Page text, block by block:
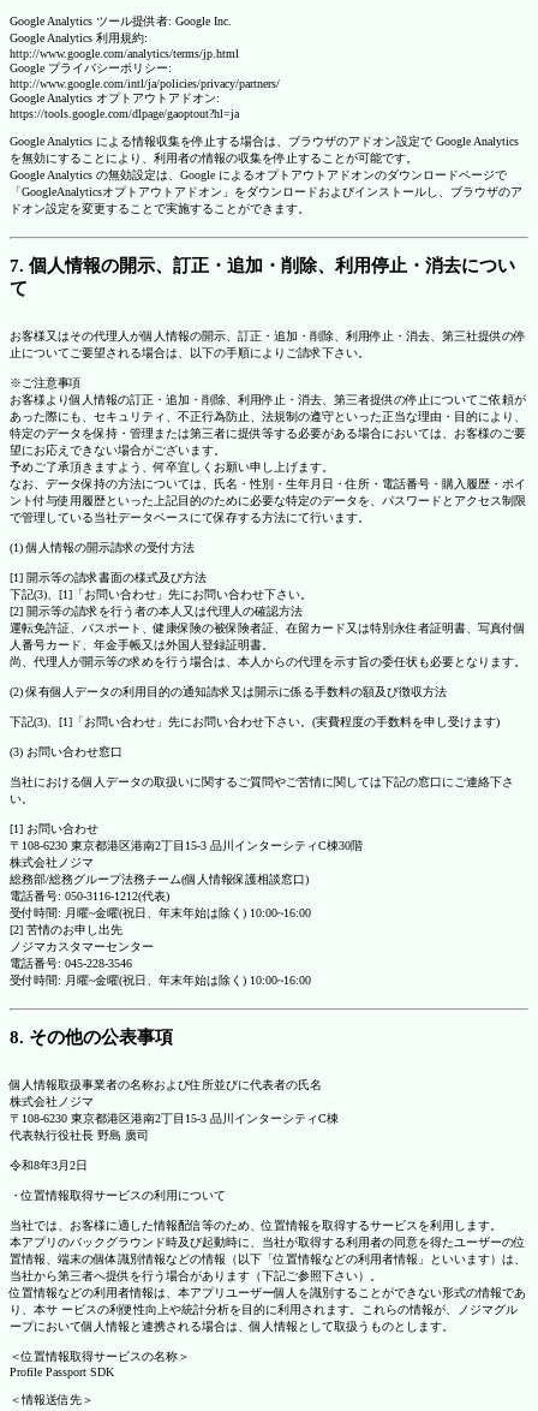
Google Analytics ツール提供者: Google Inc.
Google Analytics 利用規約:
http://www.google.com/analytics/terms/jp.html
Google プライバシーポリシー:
http://www.google.com/intl/ja/policies/privacy/partners/
Google Analytics オプトアウトアドオン:
https://tools.google.com/dlpage/gaoptout?hl=ja
Google Analytics による情報収集を停止する場合は、ブラウザのアドオン設定で Google Analytics
を無効にすることにより、利用者の情報の収集を停止することが可能です。
Google Analytics の無効設定は、Google によるオプトアウトアドオンのダウンロードページで
「GoogleAnalyticsオプトアウトアドオン」をダウンロードおよびインストールし、ブラウザのア
ドオン設定を変更することで実施することができます。
7. 個人情報の開示、訂正・追加・削除、利用停止・消去につい
て
お客様又はその代理人が個人情報の開示、訂正・追加・削除、利用停止・消去、第三社提供の停
止についてご要望される場合は、以下の手順によりご請求下さい。
※ご注意事項
お客様より個人情報の訂正・追加・削除、利用停止・消去、第三者提供の停止についてご依頼が
あった際にも、セキュリティ、不正行為防止、法規制の遵守といった正当な理由・目的により、
特定のデータを保持・管理または第三者に提供等する必要がある場合においては、お客様のご要
望にお応えできない場合がございます。
予めご了承頂きますよう、何卒宜しくお願い申し上げます。
なお、データ保持の方法については、氏名・性別・生年月日・住所・電話番号・購入履歴・ポイ
ント付与使用履歴といった上記目的のために必要な特定のデータを、パスワードとアクセス制限
で管理している当社データベースにて保存する方法にて行います。
(1) 個人情報の開示請求の受付方法
[1] 開示等の請求書面の様式及び方法
下記(3)、[1]「お問い合わせ」先にお問い合わせ下さい。
[2] 開示等の請求を行う者の本人又は代理人の確認方法
運転免許証、パスポート、健康保険の被保険者証、在留カード又は特別永住者証明書、写真付個
人番号カード、年金手帳又は外国人登録証明書。
尚、代理人が開示等の求めを行う場合は、本人からの代理を示す旨の委任状も必要となります。
(2) 保有個人データの利用目的の通知請求又は開示に係る手数料の額及び徴収方法
下記(3)、[1]「お問い合わせ」先にお問い合わせ下さい。(実費程度の手数料を申し受けます)
(3) お問い合わせ窓口
当社における個人データの取扱いに関するご質問やご苦情に関しては下記の窓口にご連絡下さ
い。
[1] お問い合わせ
〒108-6230 東京都港区港南2丁目15-3 品川インターシティC棟30階
株式会社ノジマ
総務部/総務グループ法務チーム(個人情報保護相談窓口)
電話番号: 050-3116-1212(代表)
受付時間: 月曜~金曜(祝日、年末年始は除く) 10:00~16:00
[2] 苦情のお申し出先
ノジマカスタマーセンター
電話番号: 045-228-3546
受付時間: 月曜~金曜(祝日、年末年始は除く) 10:00~16:00
8. その他の公表事項
個人情報取扱事業者の名称および住所並びに代表者の氏名
株式会社ノジマ
〒108-6230 東京都港区港南2丁目15-3 品川インターシティC棟
代表執行役社長 野島 廣司
令和8年3月2日
・位置情報取得サービスの利用について
当社では、お客様に適した情報配信等のため、位置情報を取得するサービスを利用します。
本アプリのバックグラウンド時及び起動時に、当社が取得する利用者の同意を得たユーザーの位
置情報、端末の個体識別情報などの情報（以下「位置情報などの利用者情報」といいます）は、
当社から第三者へ提供を行う場合があります（下記ご参照下さい）。
位置情報などの利用者情報は、本アプリユーザー個人を識別することができない形式の情報であ
り、本サ ービスの利便性向上や統計分析を目的に利用されます。これらの情報が、ノジマグル
ープにおいて個人情報と連携される場合は、個人情報として取扱うものとします。
＜位置情報取得サービスの名称＞
Profile Passport SDK
＜情報送信先＞